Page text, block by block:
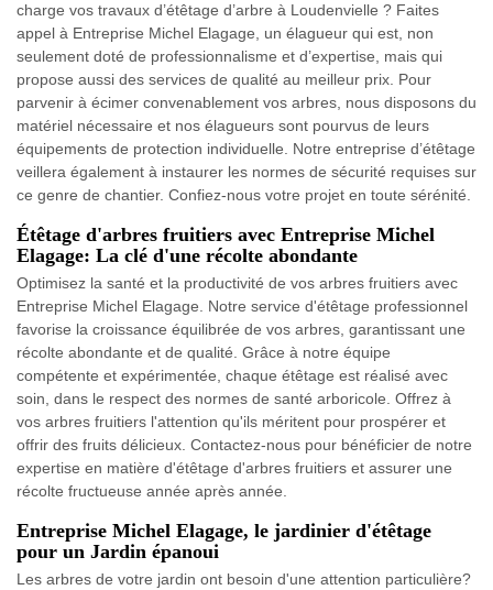
charge vos travaux d’étêtage d’arbre à Loudenvielle ? Faites
appel à Entreprise Michel Elagage, un élagueur qui est, non
seulement doté de professionnalisme et d’expertise, mais qui
propose aussi des services de qualité au meilleur prix. Pour
parvenir à écimer convenablement vos arbres, nous disposons du
matériel nécessaire et nos élagueurs sont pourvus de leurs
équipements de protection individuelle. Notre entreprise d’étêtage
veillera également à instaurer les normes de sécurité requises sur
ce genre de chantier. Confiez-nous votre projet en toute sérénité.
Étêtage d'arbres fruitiers avec Entreprise Michel
Elagage: La clé d'une récolte abondante
Optimisez la santé et la productivité de vos arbres fruitiers avec
Entreprise Michel Elagage. Notre service d'étêtage professionnel
favorise la croissance équilibrée de vos arbres, garantissant une
récolte abondante et de qualité. Grâce à notre équipe
compétente et expérimentée, chaque étêtage est réalisé avec
soin, dans le respect des normes de santé arboricole. Offrez à
vos arbres fruitiers l'attention qu'ils méritent pour prospérer et
offrir des fruits délicieux. Contactez-nous pour bénéficier de notre
expertise en matière d'étêtage d'arbres fruitiers et assurer une
récolte fructueuse année après année.
Entreprise Michel Elagage, le jardinier d'étêtage
pour un Jardin épanoui
Les arbres de votre jardin ont besoin d'une attention particulière?